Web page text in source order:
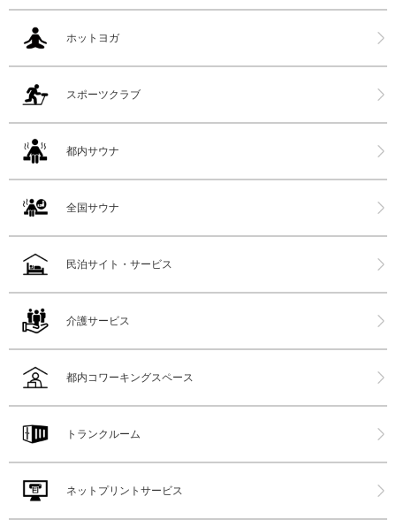
ホットヨガ
スポーツクラブ
都内サウナ
全国サウナ
民泊サイト・サービス
介護サービス
都内コワーキングスペース
トランクルーム
ネットプリントサービス